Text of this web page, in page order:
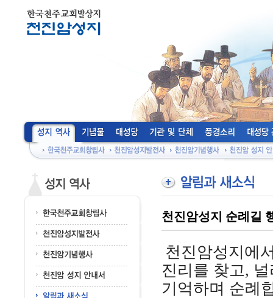
천진암성지 순례길
천진암성지에
진리를 찾고,
기억하며 순례